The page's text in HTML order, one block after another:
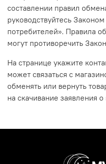
составлении правил
руководствуйтесь
потребителей». Правила
могут противоречить
На странице укажите
может связаться с
обменять или вернуть
на скачивание заявления